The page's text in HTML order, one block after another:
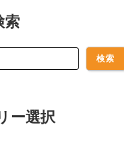
索
ー選択